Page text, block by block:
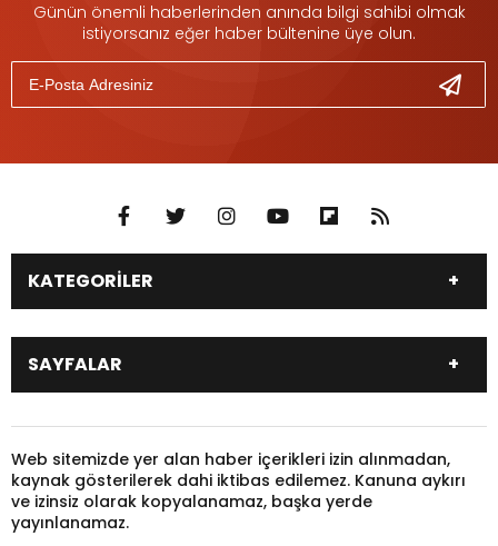
Günün önemli haberlerinden anında bilgi sahibi olmak
istiyorsanız eğer haber bültenine üye olun.
KATEGORİLER
DÜNYA
SİYASET
EKONOMİ
SAĞLIK
SPOR
TARIM
YEREL YÖNETİM
GÜNDEM
HAYVANLAR
KADIN
KONSER
KÜLTÜR & SANAT
SAYFALAR
Pariteler
Canlı Sonuçlar
Puan Durumu
Fikstür
Gazeteler
Burçlar
Web sitemizde yer alan haber içerikleri izin alınmadan,
kaynak gösterilerek dahi iktibas edilemez. Kanuna aykırı
ve izinsiz olarak kopyalanamaz, başka yerde
yayınlanamaz.